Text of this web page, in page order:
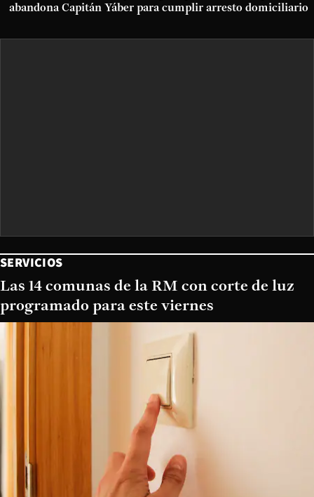
abandona Capitán Yáber para cumplir arresto domiciliario
SERVICIOS
Las 14 comunas de la RM con corte de luz
programado para este viernes